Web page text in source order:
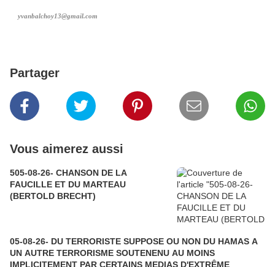
yvanbalchoy13@gmail.com
Partager
Vous aimerez aussi
505-08-26- CHANSON DE LA
FAUCILLE ET DU MARTEAU
(BERTOLD BRECHT)
05-08-26- DU TERRORISTE SUPPOSE OU NON DU HAMAS A
UN AUTRE TERRORISME SOUTENENU AU MOINS
IMPLICITEMENT PAR CERTAINS MEDIAS D'EXTRÊME